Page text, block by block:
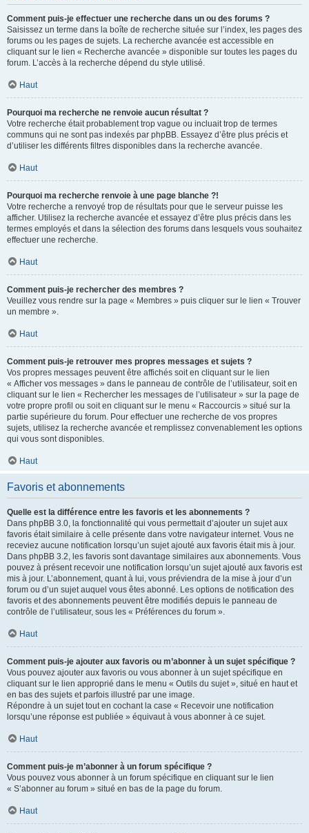
Comment puis-je effectuer une recherche dans un ou des forums ?
Saisissez un terme dans la boîte de recherche située sur l’index, les pages des
forums ou les pages de sujets. La recherche avancée est accessible en
cliquant sur le lien « Recherche avancée » disponible sur toutes les pages du
forum. L’accès à la recherche dépend du style utilisé.
Haut
Pourquoi ma recherche ne renvoie aucun résultat ?
Votre recherche était probablement trop vague ou incluait trop de termes
communs qui ne sont pas indexés par phpBB. Essayez d’être plus précis et
d’utiliser les différents filtres disponibles dans la recherche avancée.
Haut
Pourquoi ma recherche renvoie à une page blanche ?!
Votre recherche a renvoyé trop de résultats pour que le serveur puisse les
afficher. Utilisez la recherche avancée et essayez d’être plus précis dans les
termes employés et dans la sélection des forums dans lesquels vous souhaitez
effectuer une recherche.
Haut
Comment puis-je rechercher des membres ?
Veuillez vous rendre sur la page « Membres » puis cliquer sur le lien « Trouver
un membre ».
Haut
Comment puis-je retrouver mes propres messages et sujets ?
Vos propres messages peuvent être affichés soit en cliquant sur le lien
« Afficher vos messages » dans le panneau de contrôle de l’utilisateur, soit en
cliquant sur le lien « Rechercher les messages de l’utilisateur » sur la page de
votre propre profil ou soit en cliquant sur le menu « Raccourcis » situé sur la
partie supérieure du forum. Pour effectuer une recherche de vos propres
sujets, utilisez la recherche avancée et remplissez convenablement les options
qui vous sont disponibles.
Haut
Favoris et abonnements
Quelle est la différence entre les favoris et les abonnements ?
Dans phpBB 3.0, la fonctionnalité qui vous permettait d’ajouter un sujet aux
favoris était similaire à celle présente dans votre navigateur internet. Vous ne
receviez aucune notification lorsqu’un sujet ajouté aux favoris était mis à jour.
Dans phpBB 3.2, les favoris sont davantage similaires aux abonnements. Vous
pouvez à présent recevoir une notification lorsqu’un sujet ajouté aux favoris est
mis à jour. L’abonnement, quant à lui, vous préviendra de la mise à jour d’un
forum ou d’un sujet auquel vous êtes abonné. Les options de notification des
favoris et des abonnements peuvent être modifiés depuis le panneau de
contrôle de l’utilisateur, sous les « Préférences du forum ».
Haut
Comment puis-je ajouter aux favoris ou m’abonner à un sujet spécifique ?
Vous pouvez ajouter aux favoris ou vous abonner à un sujet spécifique en
cliquant sur le lien approprié dans le menu « Outils du sujet », situé en haut et
en bas des sujets et parfois illustré par une image.
Répondre à un sujet tout en cochant la case « Recevoir une notification
lorsqu’une réponse est publiée » équivaut à vous abonner à ce sujet.
Haut
Comment puis-je m’abonner à un forum spécifique ?
Vous pouvez vous abonner à un forum spécifique en cliquant sur le lien
« S’abonner au forum » situé en bas de la page du forum.
Haut